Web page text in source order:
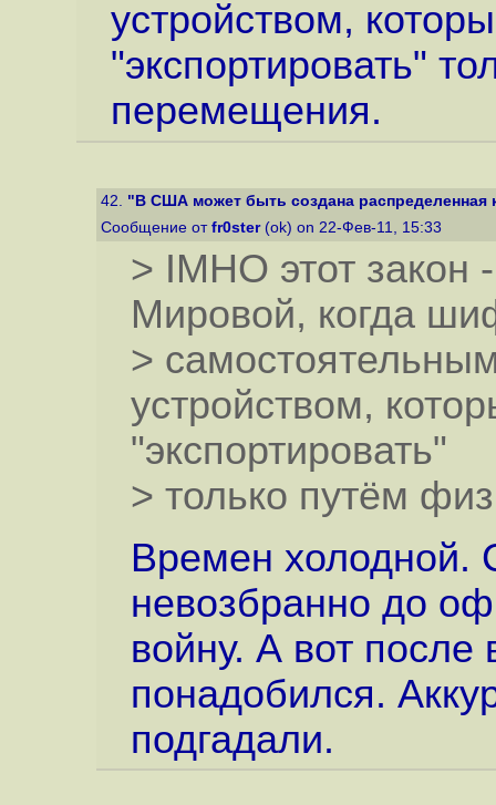
устройством,
"экспортировать"
перемещения.
42. "В США может быть создана распределенная
Сообщение от fr0ster(ok) on 22-Фев-11, 15:33
> IMHO этот
Мировой, когда
>
устройством,
"экспортировать"
> только путём
Времен холодной.
невозбранно до
войну. А вот после
понадобился.
подгадали.